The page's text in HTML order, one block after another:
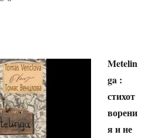
Metelin
ga :
стихот
ворени
я и не